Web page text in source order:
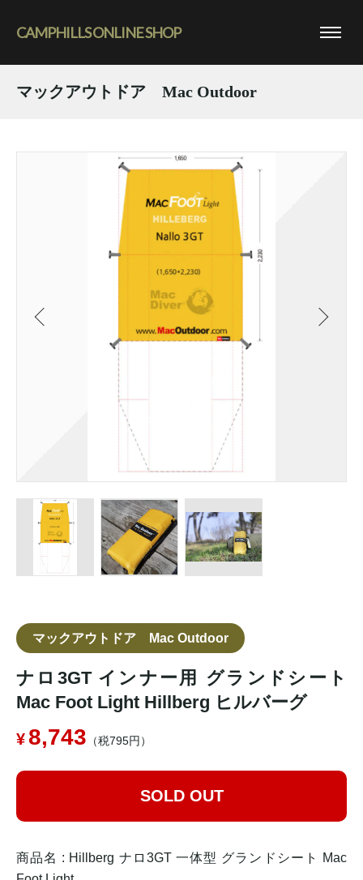
CAMPHILLS ONLINE SHOP
マックアウトドア Mac Outdoor
マックアウトドア Mac Outdoor
ナロ3GT インナー用 グランドシート
Mac Foot Light Hillberg ヒルバーグ
8,743 （税795円）
SOLD OUT
商品名 : Hillberg ナロ3GT 一体型 グランドシート Mac